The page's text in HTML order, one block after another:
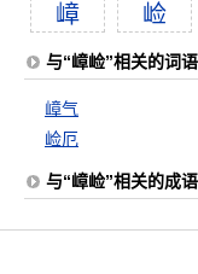
嶂 崄
与“嶂崄”相关的词语
嶂气
崄厄
与“嶂崄”相关的成语